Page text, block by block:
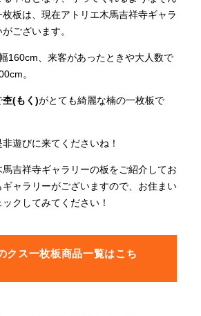
板は、現在アトリエ木馬吉祥寺ギャラ
ございます。
160cm、来客があったときや大人数で
。
杢(もく)がとても綺麗な楠の一枚板で
遊びに来てくださいね！
吉祥寺ギャラリーの板をご紹介してお
ギャラリーがございますので、お住まい
クしてみてください！
クス一枚板商品一覧はこち